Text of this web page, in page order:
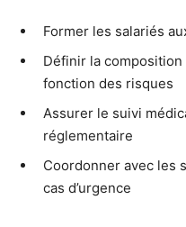
Former les salariés
Définir la
fonction des risques
Assurer le suivi
réglementaire
Coordonner avec les
cas d’urgence